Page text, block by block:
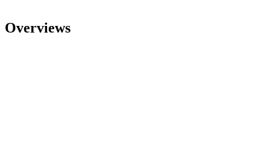
Overviews